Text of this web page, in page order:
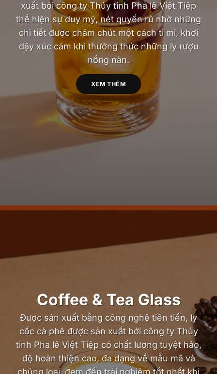
xuất bởi công ty Thủy tinh Pha lê Việt Tiệp
thể hiện sự duy mỹ, nét quyến rũ nhờ những
chi tiết được chăm chút một cách tỉ mỉ, khơi
dậy xúc cảm khi thưởng thức những ly rượu
nồng nàn.
XEM THÊM
Coffee & Tea Glass
Được sản xuất bằng công nghệ tiên tiến, ly
cốc cà phê được sản xuất bởi công ty Thủy
tinh Pha lê Việt Tiệp có chất lượng tuyệt hảo,
độ hoàn thiện cao, đa dạng về mẫu mã và